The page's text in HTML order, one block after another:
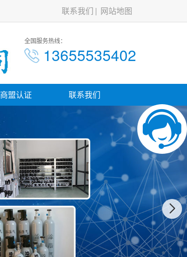
联系我们 网站地图
全国服务热线：
13655535402
商盟认证 联系我们